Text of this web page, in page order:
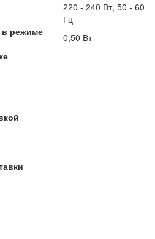
220 - 240 Вт, 50 - 60
Гц
режиме
0,50 Вт